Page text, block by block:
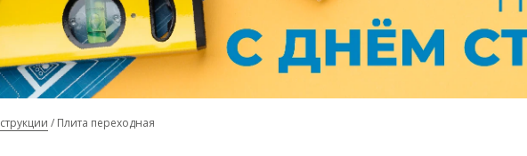
Горячие
Глоссарий
Плита переходная